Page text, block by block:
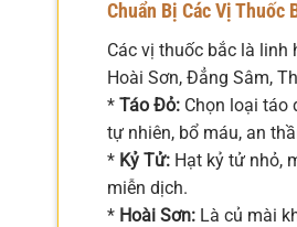
Chuẩn Bị Các Vị Thuốc
Các vị thuốc bắc là linh
Hoài Sơn, Đẳng Sâm,
* Táo Đỏ: Chọn loại táo
tự nhiên, bổ máu, an
* Kỷ Tử: Hạt kỷ tử nhỏ,
miễn dịch.
* Hoài Sơn: Là củ mài